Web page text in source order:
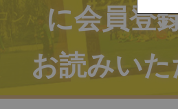
に会員登
お読みい